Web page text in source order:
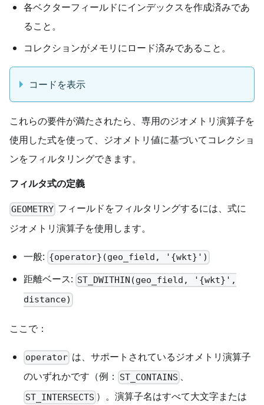
各ベクターフィールドにインデックスを作成済みであ
ること。
コレクションがメモリにロード済みであること。
コードを表示
これらの要件が満たされたら、専用のジオメトリ演算子を
使用した式を使って、ジオメトリ値に基づいてコレクショ
ンをフィルタリングできます。
フィルタ式の定義
GEOMETRY フィールドをフィルタリングするには、式に
ジオメトリ演算子を使用します。
一般: {operator}(geo_field, '{wkt}')
距離ベース: ST_DWITHIN(geo_field, '{wkt}',
distance)
ここで：
operator は、サポートされているジオメトリ演算子
のいずれかです（例：
ST_CONTAINS 、
ST_INTERSECTS ）。演算子名はすべて大文字または